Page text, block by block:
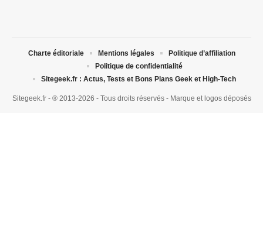
Sitegeek.fr - ® 2013-2026 - Tous droits réservés - Marque et logos déposés
Charte éditoriale Mentions légales
Politique d’affiliation
Politique de confidentialité
Sitegeek.fr : Actus, Tests et Bons Plans Geek et High-Tech